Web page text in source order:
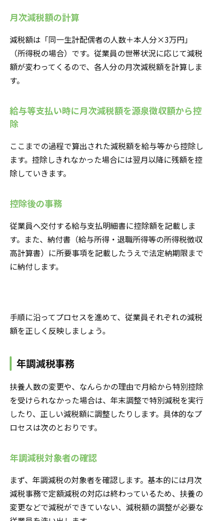
月次減税額の計算
減税額は「同一生計配偶者の人数＋本人分×3万円」
（所得税の場合）です。従業員の世帯状況に応じて減税
額が変わってくるので、各人分の月次減税額を計算しま
す。
給与等支払い時に月次減税額を源泉徴収額から控
除
ここまでの過程で算出された減税額を給与等から控除し
ます。控除しきれなかった場合には翌月以降に残額を控
除していきます。
控除後の事務
従業員へ交付する給与支払明細書に控除額を記載しま
す。また、納付書（給与所得・退職所得等の所得税徴収
高計算書）に所要事項を記載したうえで法定納期限まで
に納付します。
手順に沿ってプロセスを進めて、従業員それぞれの減税
額を正しく反映しましょう。
年調減税事務
扶養人数の変更や、なんらかの理由で月給から特別控除
を受けられなかった場合は、年末調整で特別減税を実行
したり、正しい減税額に調整したりします。具体的なプ
ロセスは次のとおりです。
年調減税対象者の確認
まず、年調減税の対象者を確認します。基本的には月次
減税事務で定額減税の対応は終わっているため、扶養の
変更などで減税ができていない、減税額の調整が必要な